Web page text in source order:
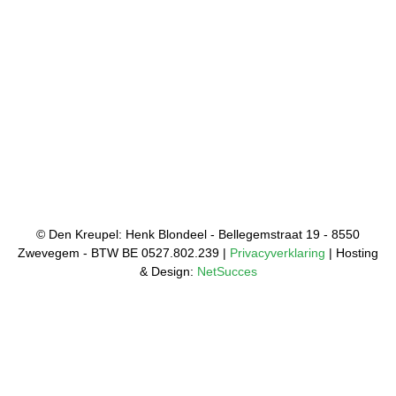
© Den Kreupel: Henk Blondeel - Bellegemstraat 19 - 8550
Zwevegem - BTW BE 0527.802.239 | Privacyverklaring | Hosting
& Design: NetSucces